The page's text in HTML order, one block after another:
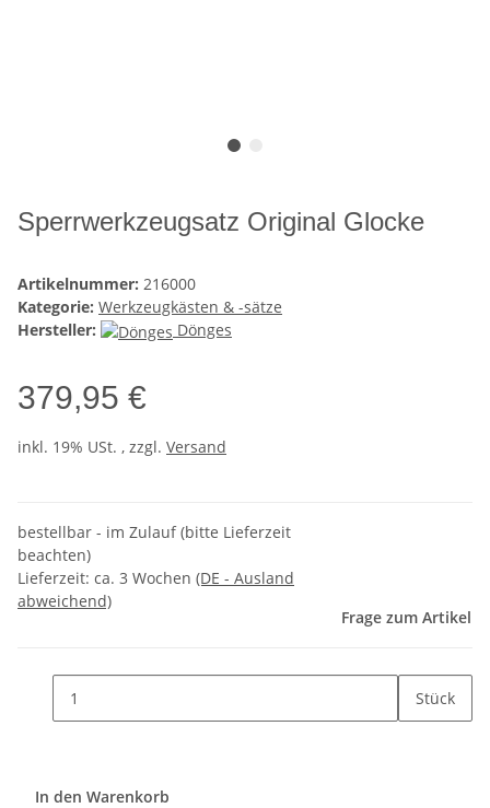
Sperrwerkzeugsatz Original Glocke
Artikelnummer: 216000
Kategorie: Werkzeugkästen & -sätze
Hersteller:
Dönges
379,95 €
inkl. 19% USt. , zzgl. Versand
bestellbar - im Zulauf (bitte Lieferzeit
beachten)
Lieferzeit: ca. 3 Wochen (DE - Ausland
abweichend)
Frage zum Artikel
Stück
In den Warenkorb